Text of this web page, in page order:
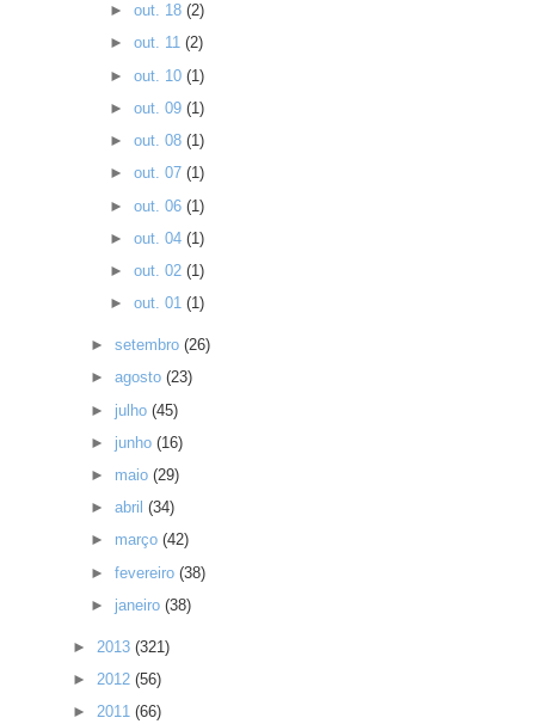
► out. 18 (2)
► out. 11 (2)
► out. 10 (1)
► out. 09 (1)
► out. 08 (1)
► out. 07 (1)
► out. 06 (1)
► out. 04 (1)
► out. 02 (1)
► out. 01 (1)
►setembro(26)
►agosto(23)
► julho(45)
► junho(16)
► maio(29)
►abril(34)
► março(42)
►fevereiro(38)
► janeiro(38)
► 2013 (321)
► 2012 (56)
► 2011 (66)